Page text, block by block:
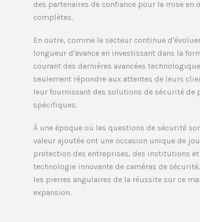
des partenaires de confiance pour la mise
complètes.
En outre, comme le secteur continue
longueur d'avance en investissant dans la
courant des dernières avancées
seulement répondre aux attentes de leurs
leur fournissant des solutions de sécurité de
spécifiques.
À une époque où les questions de sécurité
valeur ajoutée ont une occasion unique de
protection des entreprises, des institutions
technologie innovante de caméras de
les pierres angulaires de la réussite sur ce
expansion.